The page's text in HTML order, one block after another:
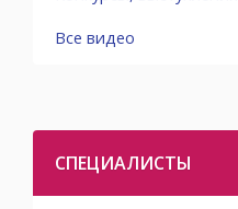
Все видео
СПЕЦИАЛИСТЫ